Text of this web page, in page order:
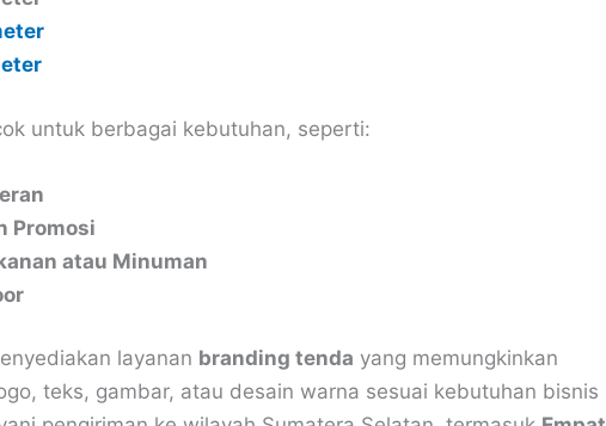
untuk berbagai kebutuhan, seperti:
Promosi
atau Minuman
layanan branding tenda yang memungkinkan
teks, gambar, atau desain warna sesuai kebutuhan bisnis